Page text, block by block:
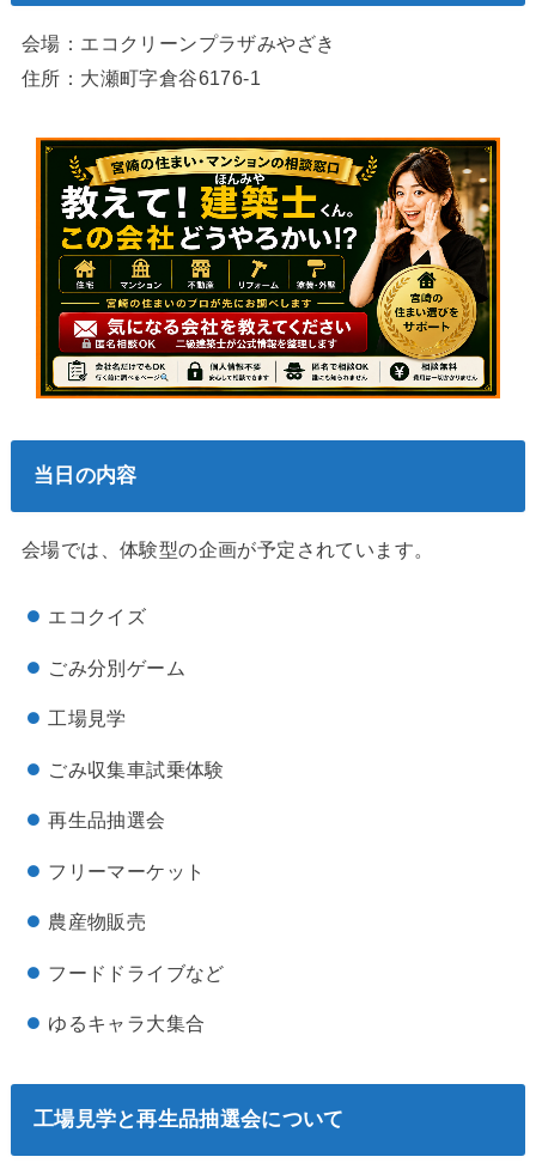
会場：エコクリーンプラザみやざき
住所：大瀬町字倉谷6176-1
当日の内容
会場では、体験型の企画が予定されています。
エコクイズ
ごみ分別ゲーム
工場見学
ごみ収集車試乗体験
再生品抽選会
フリーマーケット
農産物販売
フードドライブなど
ゆるキャラ大集合
工場見学と再生品抽選会について